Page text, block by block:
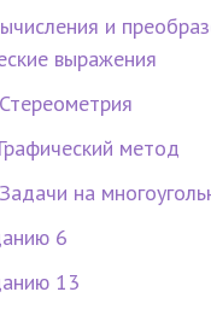
и
выражения
метод
на
6
13